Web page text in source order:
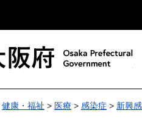
健康・福祉 > 医療 > 感染症 > 新興